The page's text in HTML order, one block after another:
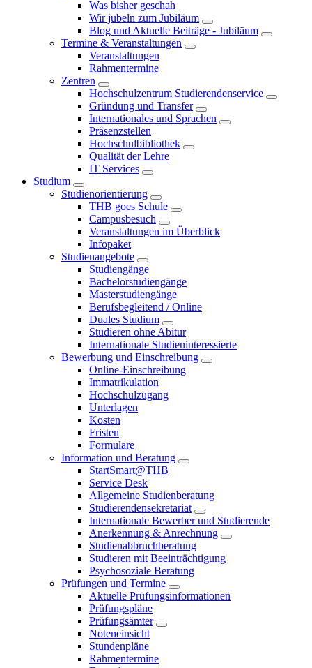
Was bisher geschah
Wir jubeln zum Jubiläum
Blog und Aktuelle Beiträge - Jubiläum
Termine & Veranstaltungen
Veranstaltungen
Rahmentermine
Zentren
Hochschulzentrum Studierendenservice
Gründung und Transfer
Internationales und Sprachen
Präsenzstellen
Hochschulbibliothek
Qualität der Lehre
IT Services
Studium
Studienorientierung
THB goes Schule
Campusbesuch
Veranstaltungen im Überblick
Infopaket
Studienangebote
Studiengänge
Bachelorstudiengänge
Masterstudiengänge
Berufsbegleitend / Online
Duales Studium
Studieren ohne Abitur
Internationale Studieninteressierte
Bewerbung und Einschreibung
Online-Einschreibung
Immatrikulation
Hochschulzugang
Unterlagen
Kosten
Fristen
Formulare
Information und Beratung
StartSmart@THB
Service Desk
Allgemeine Studienberatung
Studierendensekretariat
Internationale Bewerber und Studierende
Anerkennung & Anrechnung
Studienabbruchberatung
Studieren mit Beeinträchtigung
Psychosoziale Beratung
Prüfungen und Termine
Aktuelle Prüfungsinformationen
Prüfungspläne
Prüfungsämter
Noteneinsicht
Stundenpläne
Rahmentermine